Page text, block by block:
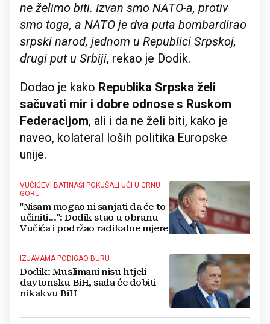
ne želimo biti. Izvan smo NATO-a, protiv
smo toga, a NATO je dva puta bombardirao
srpski narod, jednom u Republici Srpskoj,
drugi put u Srbiji, rekao je Dodik.
Dodao je kako Republika Srpska želi
sačuvati mir i dobre odnose s Ruskom
Federacijom, ali i da ne želi biti, kako je
naveo, kolateral loših politika Europske
unije.
VUČIĆEVI BATINAŠI POKUŠALI UĆI U CRNU
GORU
"Nisam mogao ni sanjati da će to
učiniti...": Dodik stao u obranu
Vučića i podržao radikalne mjere
IZJAVAMA PODIGAO BURU
Dodik: Muslimani nisu htjeli
daytonsku BiH, sada će dobiti
nikakvu BiH